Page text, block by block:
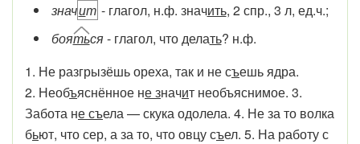
значит - глагол, н.ф. значить, 2 спр., 3 л, ед.ч.;
бояться- глагол, что делать? н.ф.
1. Не разгрызёшь ореха, так и не съешь ядра.
2. Необъяснённое не значит необъяснимое. 3.
Забота не съела — скука одолела. 4. Не за то волка
бьют, что сер, а за то, что овцу съел. 5. На работу с